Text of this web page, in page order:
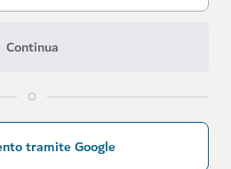
Continua
O
tramite Google